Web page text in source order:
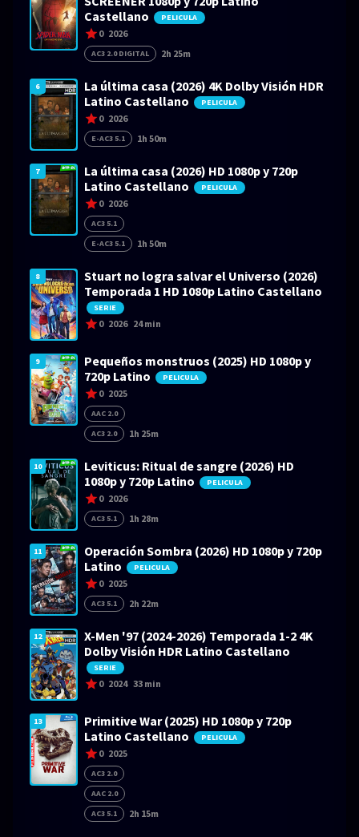
Castellano
PELICULA
0 2026
AC3 2.0 DIGITAL 2h 25m
6
La última casa (2026) 4K Dolby Visión HDR
Latino Castellano
PELICULA
0 2026
E-AC3 5.1 1h 50m
7
La última casa (2026) HD 1080p y 720p
Latino Castellano
PELICULA
0 2026
AC3 5.1
E-AC3 5.1
1h 50m
8
Stuart no logra salvar el Universo (2026)
Temporada 1 HD 1080p Latino Castellano
SERIE
0 2026 24 min
9
Pequeños monstruos (2025) HD 1080p y
720p Latino
PELICULA
0 2025
AAC 2.0
AC3 2.0
1h 25m
10
Leviticus: Ritual de sangre (2026) HD
1080p y 720p Latino
PELICULA
0 2026
AC3 5.1 1h 28m
11
Operación Sombra (2026) HD 1080p y 720p
Latino
PELICULA
0 2025
AC3 5.1 2h 22m
12
X-Men '97 (2024-2026) Temporada 1-2 4K
Dolby Visión HDR Latino Castellano
SERIE
0 2024 33 min
13
Primitive War (2025) HD 1080p y 720p
Latino Castellano
PELICULA
0 2025
AC3 2.0
AAC 2.0
AC3 5.1
2h 15m